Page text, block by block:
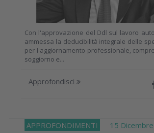
Con l'approvazione del Ddl sul lavoro
ammessa la deducibilità integrale delle
per l'aggiornamento professionale,
soggiorno e...
Approfondisci
APPROFONDIMENTI 15 Dicembre